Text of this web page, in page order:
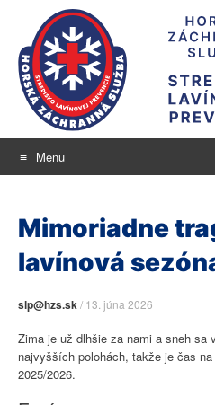
prevencie
Menu
content
Mimoriadne
lavínová
slp@hzs.sk/ 13. júna 2026
Zima je už dlhšie za nami a sneh sa
najvyšších polohách, takže je čas
2025/2026.